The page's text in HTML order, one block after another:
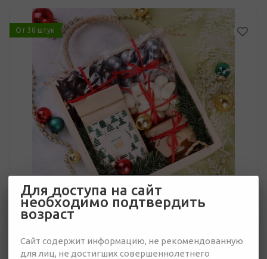
От 30 штук
2 482 руб.
Для доступа на сайт
необходимо подтвердить
возраст
Сайт содержит информацию, не рекомендованную
для лиц, не достигших совершеннолетнего